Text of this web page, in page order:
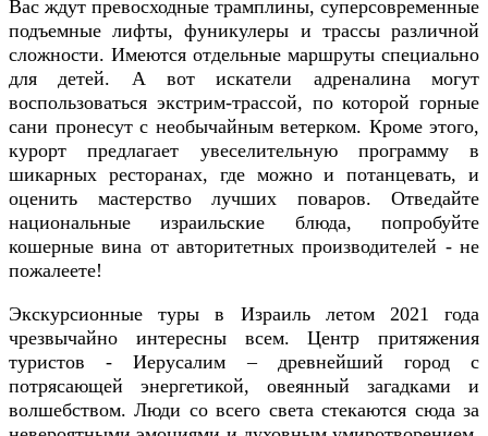
Вас ждут превосходные трамплины, суперсовременные
подъемные лифты, фуникулеры и трассы различной
сложности. Имеются отдельные маршруты специально
для детей. А вот искатели адреналина могут
воспользоваться экстрим-трассой, по которой горные
сани пронесут с необычайным ветерком. Кроме этого,
курорт предлагает увеселительную программу в
шикарных ресторанах, где можно и потанцевать, и
оценить мастерство лучших поваров. Отведайте
национальные израильские блюда, попробуйте
кошерные вина от авторитетных производителей - не
пожалеете!
Экскурсионные туры в Израиль летом 2021 года
чрезвычайно интересны всем. Центр притяжения
туристов - Иерусалим – древнейший город с
потрясающей энергетикой, овеянный загадками и
волшебством. Люди со всего света стекаются сюда за